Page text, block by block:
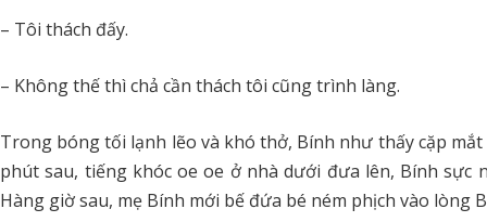
– Tôi thách đấy.
– Không thế thì chả cần thách tôi cũng trình làng.
Trong bóng tối lạnh lẽo và khó thở, Bính như thấy cặp
phút sau, tiếng khóc oe oe ở nhà dưới đưa lên, Bính sực
Hàng giờ sau, mẹ Bính mới bế đứa bé ném phịch vào lòng